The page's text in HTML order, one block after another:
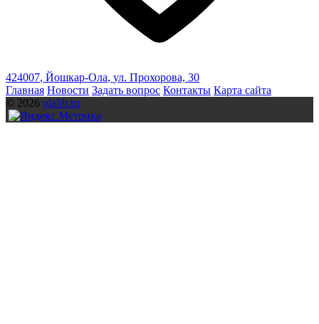
424007, Йошкар-Ола, ул. Прохорова, 30
Главная Новости Задать вопрос Контакты Карта сайта
© 2026 olalib.ru